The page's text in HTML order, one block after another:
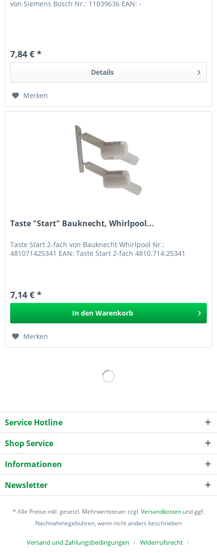
von Siemens Bosch Nr.: 11039636 EAN: -
7,84 € *
Details
Merken
Taste "Start" Bauknecht, Whirlpool...
Taste Start 2-fach von Bauknecht Whirlpool Nr.:
481071425341 EAN: Taste Start 2-fach 4810.714.25341
7,14 € *
In den Warenkorb
Merken
Service Hotline
Shop Service
Informationen
Newsletter
* Alle Preise inkl. gesetzl. Mehrwertsteuer zzgl.Versandkosten und ggf.
Nachnahmegebühren, wenn nicht anders beschrieben
Versand und Zahlungsbedingungen Widerrufsrecht